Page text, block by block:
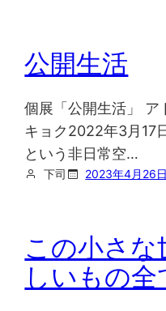
公開生活
個展「公開生活」 ア
キョク2022年3月17
という非日常空…
下司 2023年4月26日
この小さな
しいもの全